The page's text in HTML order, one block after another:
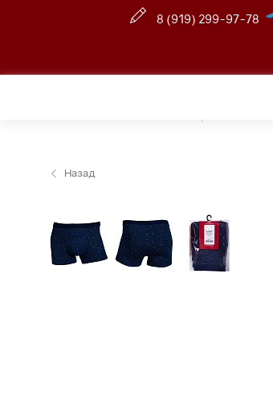
8 (919) 299-97-78
Назад